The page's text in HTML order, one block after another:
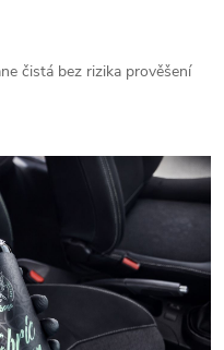
čistá bez rizika prověšení